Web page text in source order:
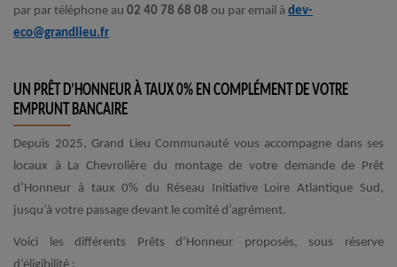
par par téléphone au 02 40 78 68 08 ou par email à dev-
eco@grandlieu.fr
UN PRÊT D’HONNEUR À TAUX 0% EN COMPLÉMENT DE VOTRE
EMPRUNT BANCAIRE
Depuis 2025, Grand Lieu Communauté vous accompagne dans ses
locaux à La Chevrolière du montage de votre demande de Prêt
d’Honneur à taux 0% du Réseau Initiative Loire Atlantique Sud,
jusqu’à votre passage devant le comité d’agrément.
Voici les différents Prêts d’Honneur proposés, sous réserve